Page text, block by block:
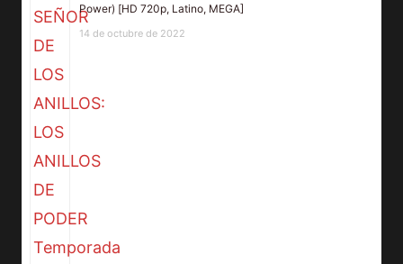
Power) [HD 720p, Latino, MEGA]
14 de octubre de 2022